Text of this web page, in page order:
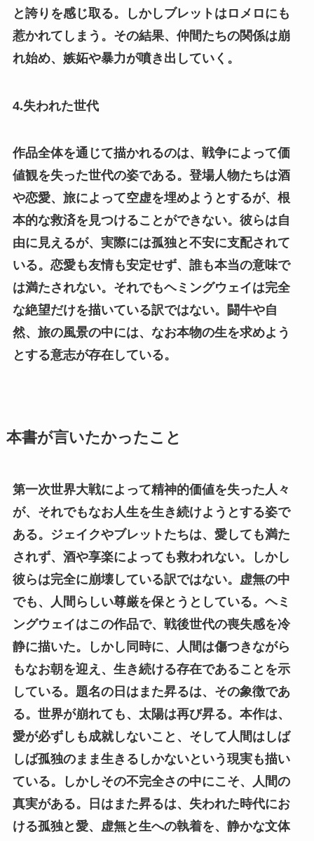
と誇りを感じ取る。しかしブレットはロメロにも
惹かれてしまう。その結果、仲間たちの関係は崩
れ始め、嫉妬や暴力が噴き出していく。
4.失われた世代
作品全体を通じて描かれるのは、戦争によって価
値観を失った世代の姿である。登場人物たちは酒
や恋愛、旅によって空虚を埋めようとするが、根
本的な救済を見つけることができない。彼らは自
由に見えるが、実際には孤独と不安に支配されて
いる。恋愛も友情も安定せず、誰も本当の意味で
は満たされない。それでもヘミングウェイは完全
な絶望だけを描いている訳ではない。闘牛や自
然、旅の風景の中には、なお本物の生を求めよう
とする意志が存在している。
本書が言いたかったこと
第一次世界大戦によって精神的価値を失った人々
が、それでもなお人生を生き続けようとする姿で
ある。ジェイクやブレットたちは、愛しても満た
されず、酒や享楽によっても救われない。しかし
彼らは完全に崩壊している訳ではない。虚無の中
でも、人間らしい尊厳を保とうとしている。ヘミ
ングウェイはこの作品で、戦後世代の喪失感を冷
静に描いた。しかし同時に、人間は傷つきながら
もなお朝を迎え、生き続ける存在であることを示
している。題名の日はまた昇るは、その象徴であ
る。世界が崩れても、太陽は再び昇る。本作は、
愛が必ずしも成就しないこと、そして人間はしば
しば孤独のまま生きるしかないという現実も描い
ている。しかしその不完全さの中にこそ、人間の
真実がある。日はまた昇るは、失われた時代にお
ける孤独と愛、虚無と生への執着を、静かな文体